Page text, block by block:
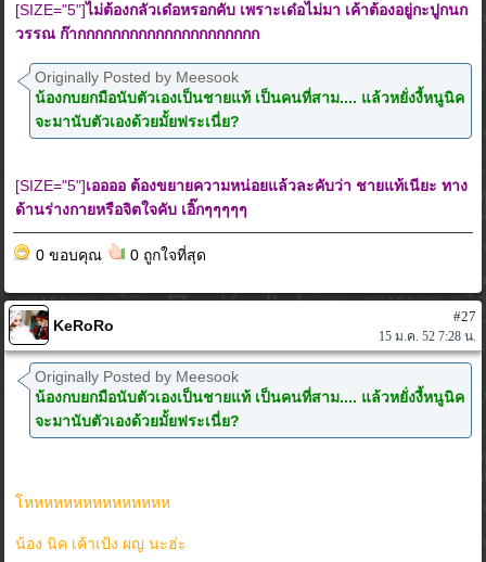
[SIZE="5"]ไม่ต้องกลัวเด๋อหรอกคับ เพราะเด๋อไม่มา เค้าต้องอยู่กะปูกนก
วรรณ ก๊ากกกกกกกกกกกกกกกกกกกกก
Originally Posted by Meesook
น้องกบยกมือนับตัวเองเป็นชายแท้ เป็นคนที่สาม.... แล้วหยั่งงี้หนูนิค
จะมานับตัวเองด้วยมั้ยฟระเนี่ย?
[SIZE="5"]เออออ ต้องขยายความหน่อยแล้วละคับว่า ชายแท้เนียะ ทาง
ด้านร่างกายหรือจิตใจคับ เอิ๊กๆๆๆๆๆ
0 ขอบคุณ 0 ถูกใจที่สุด
KeRoRo
#27
15 ม.ค. 52 7:28 น.
Originally Posted by Meesook
น้องกบยกมือนับตัวเองเป็นชายแท้ เป็นคนที่สาม.... แล้วหยั่งงี้หนูนิค
จะมานับตัวเองด้วยมั้ยฟระเนี่ย?
โหหหหหหหหหหหหหหห
น้อง นิค เค้าเป้ง ผญ นะฮ่ะ